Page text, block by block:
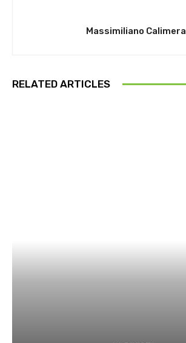
Massimiliano Calimera
RELATED ARTICLES